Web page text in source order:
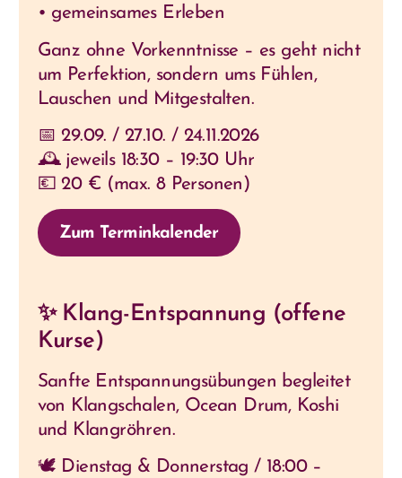
• gemeinsames Erleben
Ganz ohne Vorkenntnisse – es geht nicht
um Perfektion, sondern ums Fühlen,
Lauschen und Mitgestalten.
📅 29.09. / 27.10. / 24.11.2026
🕰 jeweils 18:30 – 19:30 Uhr
💶 20 € (max. 8 Personen)
Zum Terminkalender
✨ Klang-Entspannung (offene
Kurse)
Sanfte Entspannungsübungen begleitet
von Klangschalen, Ocean Drum, Koshi
und Klangröhren.
🕊 Dienstag & Donnerstag / 18:00 –